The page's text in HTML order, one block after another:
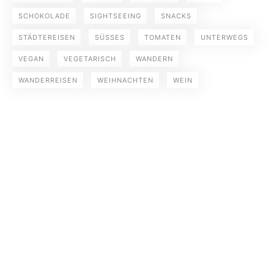
SCHOKOLADE SIGHTSEEING SNACKS
STÄDTEREISEN SÜSSES TOMATEN UNTERWEGS
VEGAN VEGETARISCH WANDERN
WANDERREISEN WEIHNACHTEN WEIN